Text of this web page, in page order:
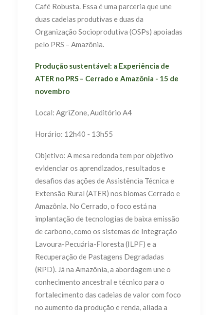
Café Robusta. Essa é uma parceria que une
duas cadeias produtivas e duas da
Organização Socioprodutiva (OSPs) apoiadas
pelo PRS – Amazônia.
Produção sustentável: a Experiência de
ATER no PRS – Cerrado e Amazônia - 15 de
novembro
Local: AgriZone, Auditório A4
Horário: 12h40 - 13h55
Objetivo: A mesa redonda tem por objetivo
evidenciar os aprendizados, resultados e
desafios das ações de Assistência Técnica e
Extensão Rural (ATER) nos biomas Cerrado e
Amazônia. No Cerrado, o foco está na
implantação de tecnologias de baixa emissão
de carbono, como os sistemas de Integração
Lavoura-Pecuária-Floresta (ILPF) e a
Recuperação de Pastagens Degradadas
(RPD). Já na Amazônia, a abordagem une o
conhecimento ancestral e técnico para o
fortalecimento das cadeias de valor com foco
no aumento da produção e renda, aliada a